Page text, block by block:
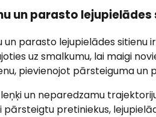
un parasto lejupielādes
parasto lejupielādes sitienu
uz smalkumu, lai maigi
pievienojot pārsteiguma un
un neparedzamu
pārsteigtu pretiniekus,